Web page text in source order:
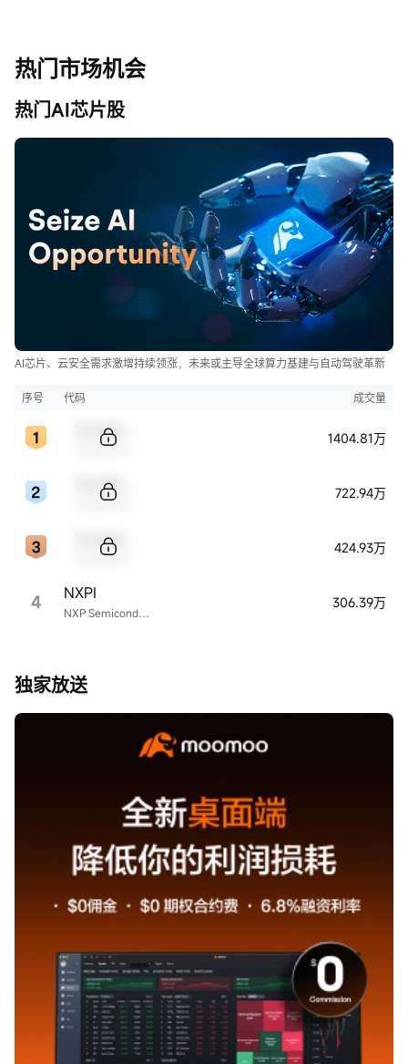
热门市场机会
热门AI芯片股
AI芯片、云安全需求激增持续领涨，未来或主导全球算力基建与自动驾驶革新
序号 代码 成交量
1404.81万
722.94万
424.93万
4 NXP Semiconductors
NXPI 306.39万
独家放送